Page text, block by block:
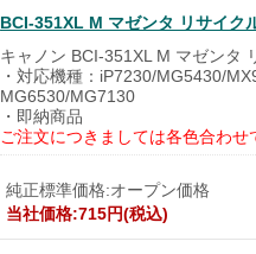
BCI-351XL M マゼンタ リサイク
キャノン BCI-351XL M マゼンタ
・対応機種：iP7230/MG5430/
MG6530/MG7130
・即納商品
ご注文につきましては各色合わせ
純正標準価格:オープン価格
当社価格:715円(税込)